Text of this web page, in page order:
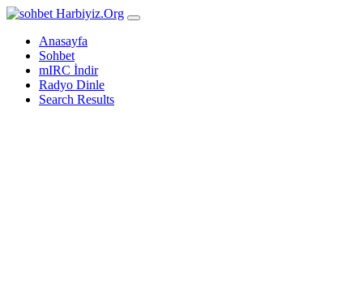
Harbiyiz.Org
Anasayfa
Sohbet
mIRC İndir
Radyo Dinle
Search Results